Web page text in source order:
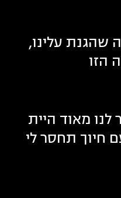
שהגנת עלינו,
הזו
מאוד היית
חיוך תחסר לי